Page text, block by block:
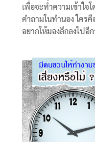
เพื่อจะทำความเข้าใจ
คำถามในทำนอง ใคร
อยากให้มองลึกลงไปอีก